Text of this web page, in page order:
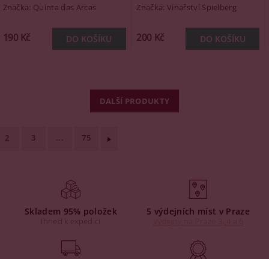
Značka: Quinta das Arcas
190 Kč
Značka: Vinařství Spielberg
200 Kč
DALŠÍ PRODUKTY
2 3 ... 75
Skladem 95% položek
Ihned k expedici
5 výdejních míst v Praze